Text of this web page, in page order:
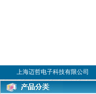
上海迈哲电子科技有限公司